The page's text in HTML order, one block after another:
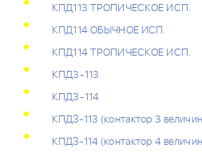
КПД113 ТРОПИЧЕСКОЕ ИСП.
КПД114 ОБЫЧНОЕ ИСП.
КПД114 ТРОПИЧЕСКОЕ ИСП.
КПД3-113
КПД3-114
КПДЗ-113 (контактор 3
КПДЗ-114 (контактор 4